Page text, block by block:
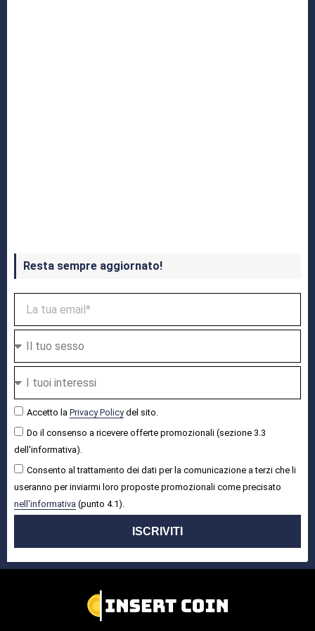
Resta sempre aggiornato!
Accetto la Privacy Policydel sito.
Do il consenso a ricevere offerte promozionali (sezione 3.3
dell'informativa).
Consento al trattamento dei dati per la comunicazione a terzi che li
useranno per inviarmi loro proposte promozionali come precisato
nell'informativa (punto 4.1).
ISCRIVITI